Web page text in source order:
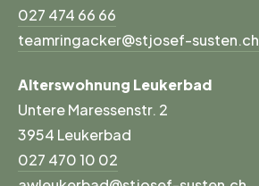
027 474 66 66
teamringacker@stjosef-susten.ch
Alterswohnung Leukerbad
Untere Maressenstr. 2
3954 Leukerbad
027 470 10 02